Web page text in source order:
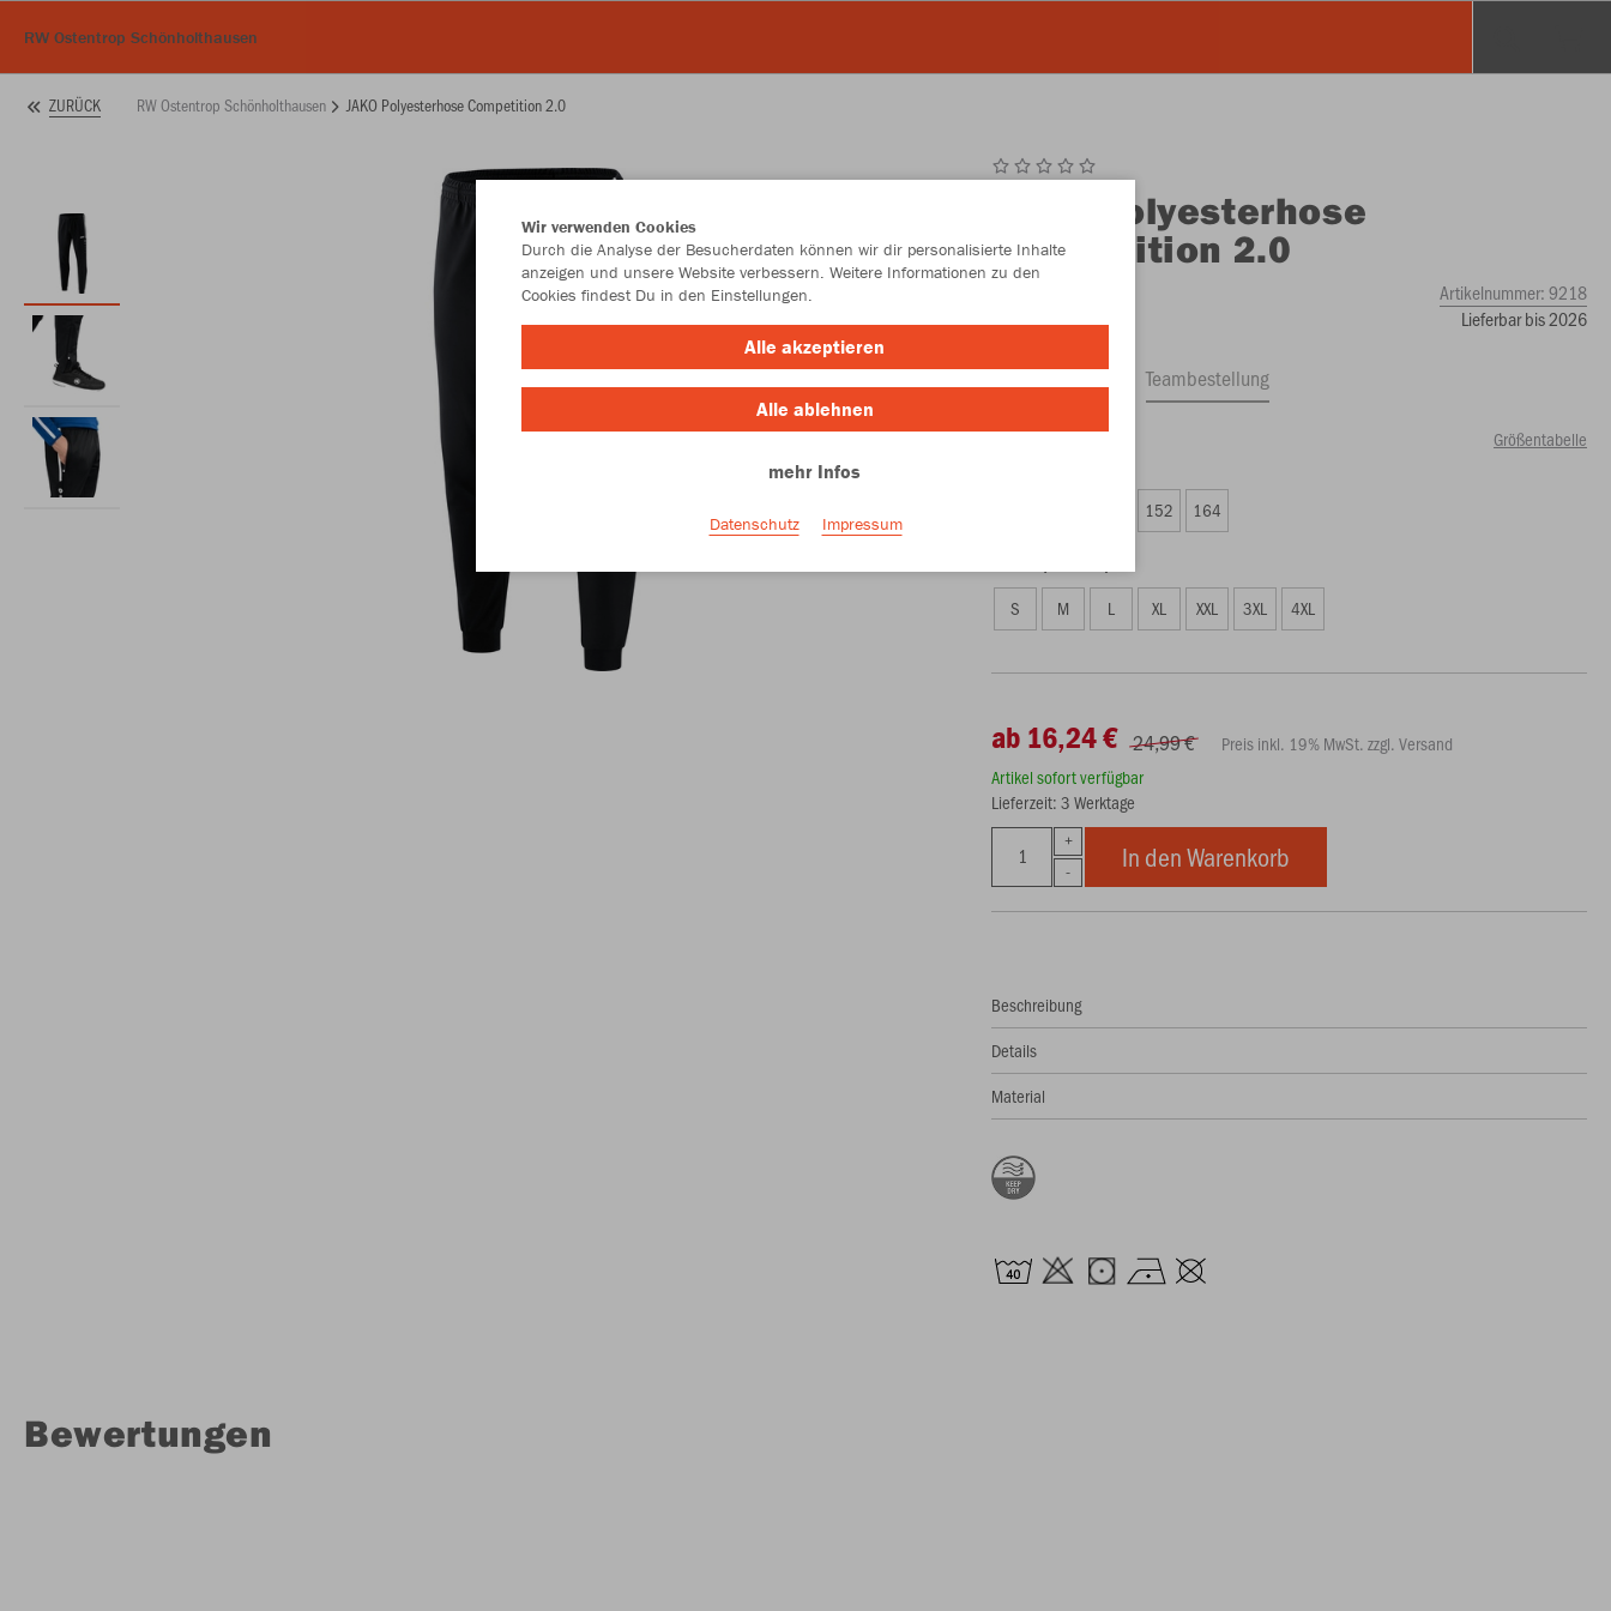
RW Ostentrop Schönholthausen
ZURÜCK RW Ostentrop Schönholthausen JAKO Polyesterhose Competition 2.0
Polyesterhose
Competition 2.0
Artikelnummer:9218
Lieferbar bis 2026
Einzelauftrag Teambestellung
Größentabelle
152 164
S M L XL XXL 3XL 4XL
ab 16,24 € 24,99 €
Preis inkl. 19% MwSt. zzgl. Versand
Artikel sofort verfügbar
Lieferzeit: 3 Werktage
In den Warenkorb
Beschreibung
Details
Material
Bewertungen
Wir verwenden Cookies
Durch die Analyse der Besucherdaten können wir dir personalisierte Inhalte
anzeigen und unsere Website verbessern. Weitere Informationen zu den
Cookies findest Du in den Einstellungen.
Alle akzeptieren
Alle ablehnen
mehr Infos
Datenschutz Impressum